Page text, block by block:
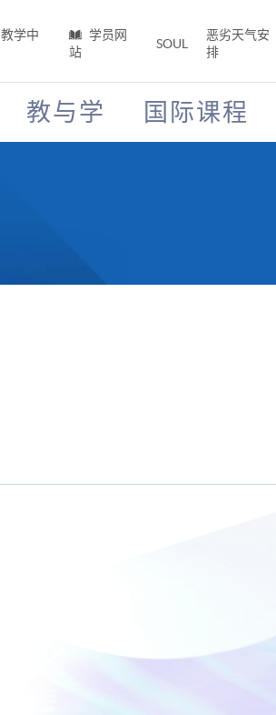
教学中
学员网
站
SOUL
恶劣天气安
排
教与学 国际课程